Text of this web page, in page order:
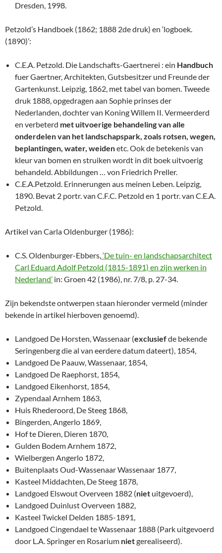
Dresden, 1998.
Petzold’s Handboek (1862; 1888 2de druk) en ‘logboek.
(1890)’:
C.E.A. Petzold. Die Landschafts-Gaertnerei : ein Handbuch
fuer Gaertner, Architekten, Gutsbesitzer und Freunde der
Gartenkunst. Leipzig, 1862, met tabel van bomen. Tweede
druk 1888, opgedragen aan Sophie prinses der
Nederlanden, dochter van Koning Willem II. Vermeerderd
en verbeterd met uitvoerige behandeling van alle
onderdelen van het landschapspark, zoals rotsen, wegen,
beplantingen, water, weidenetc. Ook de betekenis van
kleur van bomen en struiken wordt in dit boek uitvoerig
behandeld. Abbildungen … von Friedrich Preller.
C.E.A.Petzold. Erinnerungen aus meinen Leben. Leipzig,
1890. Bevat 2 portr. van C.F.C. Petzold en 1 portr. van C.E.A.
Petzold.
Artikel van Carla Oldenburger (1986):
C.S. Oldenburger-Ebbers,‘De tuin- en landschapsarchitect
Carl Eduard Adolf Petzold (1815-1891) en zijn werken in
Nederland’ in: Groen 42 (1986), nr. 7/8, p. 27-34.
Zijn bekendste ontwerpen staan hieronder vermeld (minder
bekende in artikel hierboven genoemd).
Landgoed De Horsten, Wassenaar (exclusiefde bekende
Seringenberg die al van eerdere datum dateert), 1854,
Landgoed De Paauw, Wassenaar, 1854,
Landgoed De Raephorst, 1854,
Landgoed Eikenhorst, 1854,
Zypendaal Arnhem 1863,
Huis Rhederoord, De Steeg 1868,
Bingerden, Angerlo 1869,
Hof te Dieren, Dieren 1870,
Gulden Bodem Arnhem 1872,
Wielbergen Angerlo 1872,
Buitenplaats Oud-Wassenaar Wassenaar 1877,
Kasteel Middachten, De Steeg 1878,
Landgoed Elswout Overveen 1882 (niet uitgevoerd),
Landgoed Duinlust Overveen 1882,
Kasteel Twickel Delden 1885-1891,
Landgoed Cingendael te Wassenaar 1888 (Park uitgevoerd
door L.A. Springer en Rosarium nietgerealiseerd).